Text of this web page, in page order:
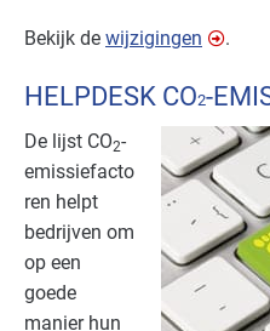
Bekijk de wijzigingen .
HELPDESK CO2-
De lijst CO2-
emissiefacto
ren helpt
bedrijven om
op een
goede
manier hun